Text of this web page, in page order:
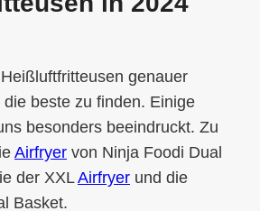
genauer
beste zu finden. Einige
besonders beeindruckt. Zu
Airfryer von Ninja Foodi Dual
der XXLAirfryer und die
Basket.